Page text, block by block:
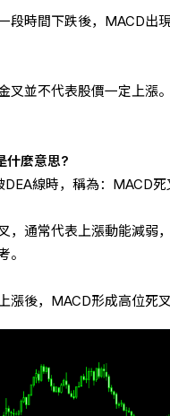
段時間下跌後，MACD出
叉並不代表股價一定上漲
什麼意思?
線時，稱為：MACD死
，通常代表上漲動能減弱
。
漲後，MACD形成高位死